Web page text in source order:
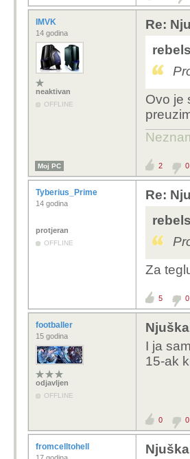
IMVK
14 godina
neaktivan
OFFLINE
Re:
Ovo je
Moj PC 2 0
Tyberius_Prime
14 godina
protjeran
OFFLINE
Re:
Za
5 0
footballer
15 godina
odjavljen
OFFLINE
I ja
15-ak
0 0
fromcelltohell